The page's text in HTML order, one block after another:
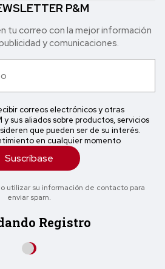
P&M
tu correo con la mejor in formación
y comunicaciones.
correos electrónicos y otras
y sus aliados sobre productos, servicios
que pueden ser de su interés.
en cualquier momento
Suscríbase
utilizar su información de contacto para
enviar spam.
Registro